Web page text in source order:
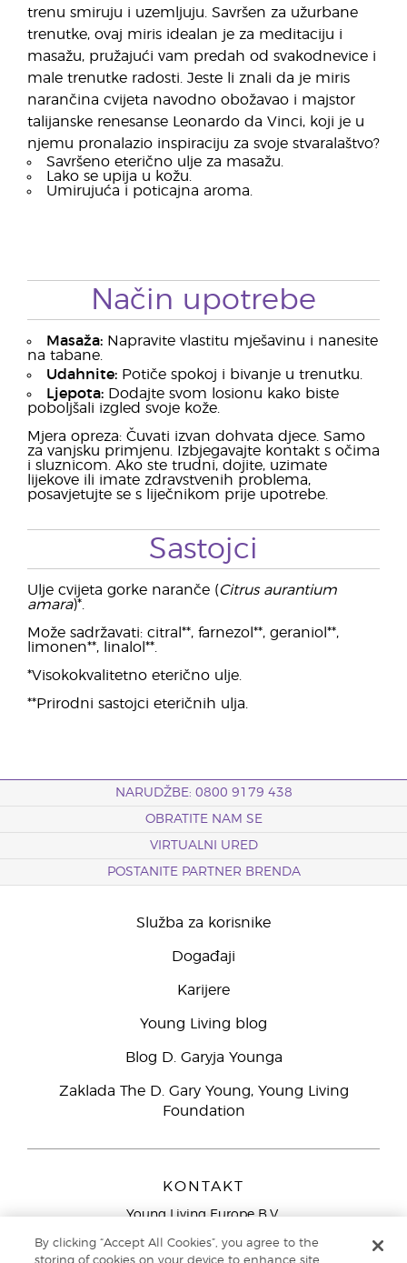
trenu smiruju i uzemljuju. Savršen za užurbane
trenutke, ovaj miris idealan je za meditaciju i
masažu, pružajući vam predah od svakodnevice i
male trenutke radosti. Jeste li znali da je miris
narančina cvijeta navodno obožavao i majstor
talijanske renesanse Leonardo da Vinci, koji je u
njemu pronalazio inspiraciju za svoje stvaralaštvo?
Savršeno eterično ulje za masažu.
Lako se upija u kožu.
Umirujuća i poticajna aroma.
Način upotrebe
Masaža: Napravite vlastitu mješavinu i nanesite
na tabane.
Udahnite: Potiče spokoj i bivanje u trenutku.
Ljepota: Dodajte svom losionu kako biste
poboljšali izgled svoje kože.
Mjera opreza: Čuvati izvan dohvata djece. Samo
za vanjsku primjenu. Izbjegavajte kontakt s očima
i sluznicom. Ako ste trudni, dojite, uzimate
lijekove ili imate zdravstvenih problema,
posavjetujte se s liječnikom prije upotrebe.
Sastojci
Ulje cvijeta gorke naranče (Citrus aurantium
amara)*.
Može sadržavati: citral**, farnezol**, geraniol**,
limonen**, linalol**.
*Visokokvalitetno eterično ulje.
**Prirodni sastojci eteričnih ulja.
NARUDŽBE: 0800 9179 438
OBRATITE NAM SE
VIRTUALNI URED
POSTANITE PARTNER BRENDA
Služba za korisnike
Događaji
Karijere
Young Living blog
Blog D. Garyja Younga
Zaklada The D. Gary Young, Young Living
Foundation
KONTAKT
Young Living Europe B.V.
9727 AJ Groningen
By clicking “Accept All Cookies”, you agree to the